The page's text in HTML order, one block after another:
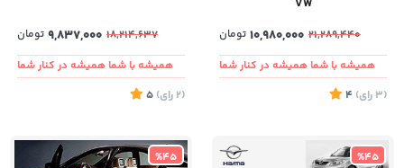
VW
21,289,440
10,980,000 تومان
همیشه با شما همیشه در کنار شما
(3
رای)
4
18,214,637
9,837,000 تومان
همیشه با شما همیشه در کنار شما
(2 رای)
5
%45
%45